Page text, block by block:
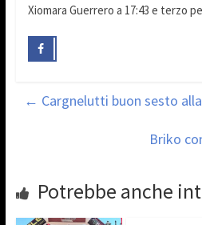
Xiomara Guerrero a 17:43 e terzo
← Cargnelutti buon sesto
Briko
Potrebbe anche